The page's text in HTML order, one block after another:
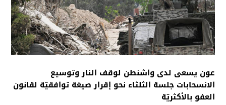
عون يسعى لدى واشنطن لوقف النار وتوسيع
الانسحابات جلسة الثلثاء نحو إقرار صيغة توافقيّة لقانون
العفو بالأكثريّة